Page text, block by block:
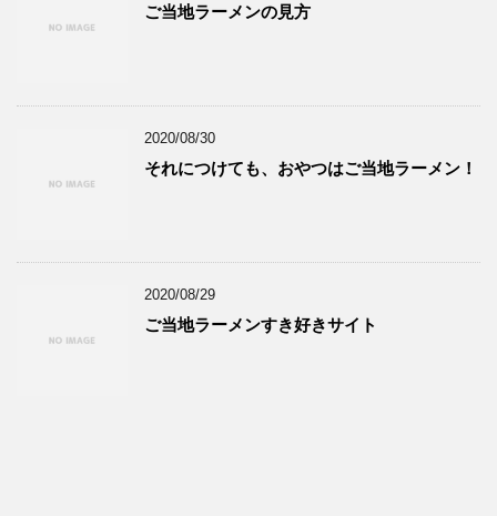
ご当地ラーメンの見方
2020/08/30
それにつけても、おやつはご当地ラーメン！
2020/08/29
ご当地ラーメンすき好きサイト